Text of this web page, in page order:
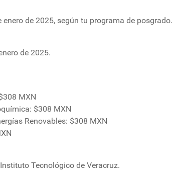
de 2025, según tu programa de posgrado.
de 2025.
MXN
$308 MXN
Renovables: $308 MXN
Tecnológico de Veracruz.